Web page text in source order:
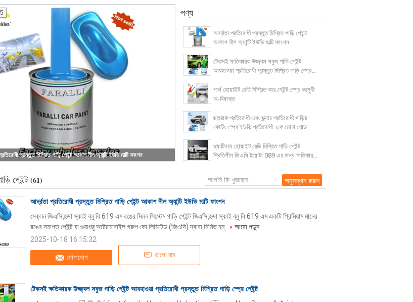
প্রস্তুত মিশ্রিত গাড়ি পেইন্ট আকাশ নীল অ্যান্টি ইউভি মাল্টি ফাংশন
5 পণ্য
আর্দ্রতা প্রতিরোধী প্রস্তুত মিশ্রিত গাড়ি পেইন্ট
আকাশ নীল অ্যান্টি ইউভি মাল্টি ফাংশন
টেকসই ক্ষতিকারক উজ্জ্বল সবুজ গাড়ি পেইন্ট
আবহাওয়া প্রতিরোধী প্রস্তুত মিশ্রিত গাড়ি স্প্রে
পার্ল হোয়াইট রেডি মিশ্রিত কার পেইন্ট স্প্রে বহুমুখী
অ-বিষাক্ত
ছত্রাক প্রতিরোধী এবং স্ক্র্যাচ প্রতিরোধী গাড়ির
কোটিং স্প্রে ইউভি প্রতিরোধী ২কে মোচা গোল্ড
প্ল্যাটিনাম হোয়াইট রেডি মিশ্রিত গাড়ি পেইন্ট
স্থিতিশীল জিএসি টয়োটা 089 এর জন্য ক্ষতিকারক
পেইন্ট (61)
আর্দ্রতা প্রতিরোধী প্রস্তুত মিশ্রিত গাড়ি পেইন্ট আকাশ নীল অ্যান্টি ইউভি মাল্টি ফাংশন
যোগাযোগ ভালো দাম
মেক্লন জিএসি হন্ডা স্কাই ব্লু বি 619 এম রঙের মিলন সিস্টেম গাড়ি পেইন্ট জিএসি হন্ডা স্কাই ব্লু বি 619 এম একটি প্রিমিয়াম মানের
রঙের সমাপ্ত পেইন্ট যা গুয়াংজু অটোমোবাইল গ্রুপ কো লিমিটেড (জিএসি) দ্বারা নির্মিত হন্...
আরো পড়ুন
2025-10-18 16:15:32
টেকসই ক্ষতিকারক উজ্জ্বল সবুজ গাড়ি পেইন্ট আবহাওয়া প্রতিরোধী প্রস্তুত মিশ্রিত গাড়ি স্প্রে পেইন্ট